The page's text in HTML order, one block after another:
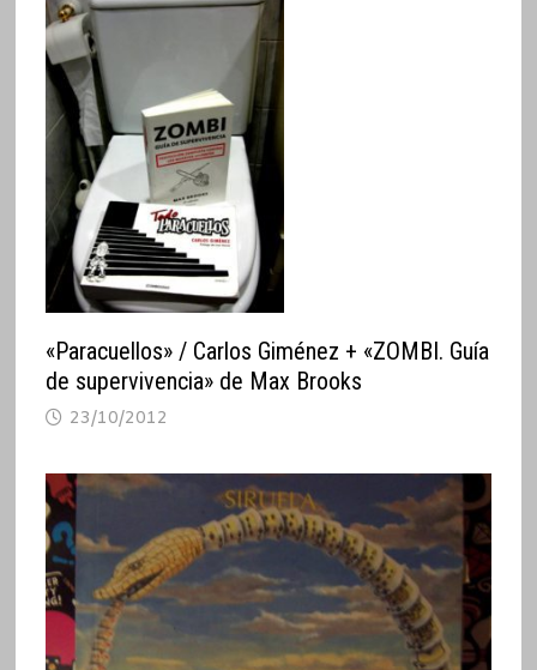
«Paracuellos» / Carlos Giménez + «ZOMBI. Guía
de supervivencia» de Max Brooks
23/10/2012